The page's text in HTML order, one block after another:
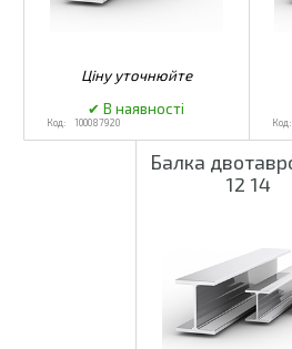
100087920
Балка
12 14